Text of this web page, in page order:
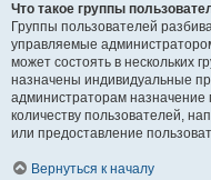
Что такое группы
Группы пользователей
управляемые
может состоять в нескольких
назначены индивидуальные
администраторам
количеству пользователей,
или предоставление
Вернуться к началу